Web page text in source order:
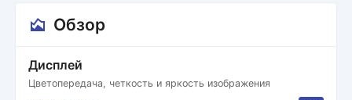
Обзор
Дисплей
Цветопередача, четкость и яркость изображения